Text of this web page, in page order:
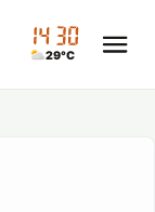
14:30
29°C